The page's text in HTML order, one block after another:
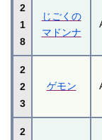
2
1
8
じごくの
マドンナ
2
2
3
ゲモン
2